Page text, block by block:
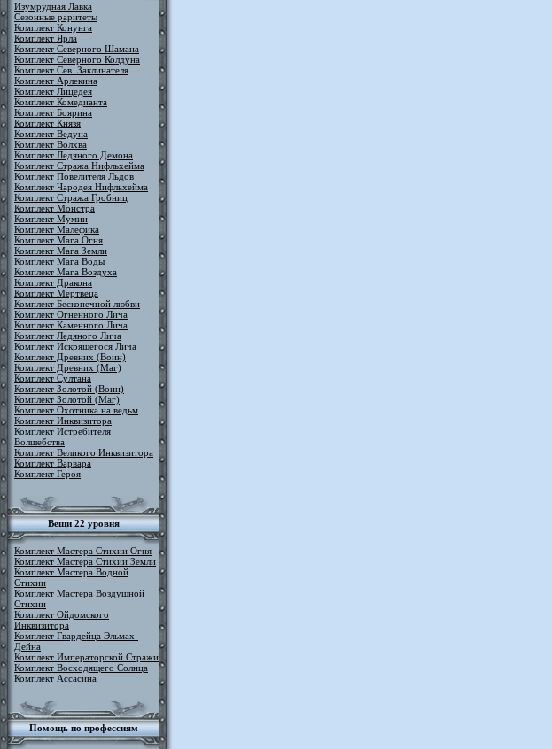
Изумрудная Лавка
Сезонные раритеты
Комплект Конунга
Комплект Ярла
Комплект Северного Шамана
Комплект Северного Колдуна
Комплект Сев. Заклинателя
Комплект Арлекина
Комплект Лицедея
Комплект Комедианта
Комплект Боярина
Комплект Князя
Комплект Ведуна
Комплект Волхва
Комплект Ледяного Демона
Комплект Стража Нифльхейма
Комплект Повелителя Льдов
Комплект Чародея Нифльхейма
Комплект Стража Гробниц
Комплект Монстра
Комплект Мумии
Комплект Малефика
Комплект Мага Огня
Комплект Мага Земли
Комплект Мага Воды
Комплект Мага Воздуха
Комплект Дракона
Комплект Мертвеца
Комплект Бесконечной любви
Комплект Огненного Лича
Комплект Каменного Лича
Комплект Ледяного Лича
Комплект Искрящегося Лича
Комплект Древних (Воин)
Комплект Древних (Маг)
Комплект Султана
Комплект Золотой (Воин)
Комплект Золотой (Маг)
Комплект Охотника на ведьм
Комплект Инквизитора
Комплект Истребителя
Волшебства
Комплект Великого Инквизитора
Комплект Варвара
Комплект Героя
Вещи 22 уровня
Комплект Мастера Стихии Огня
Комплект Мастера Стихии Земли
Комплект Мастера Водной
Стихии
Комплект Мастера Воздушной
Стихии
Комплект Ойдомского
Инквизитора
Комплект Гвардейца Эльмах-
Дейна
Комплект Императорской Стражи
Комплект Восходящего Солнца
Комплект Ассасина
Помощь по профессиям